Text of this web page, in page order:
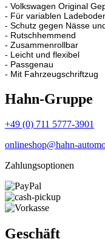
- Volkswagen Original
- Für variablen
- Schutz gegen Nässe
- Rutschhemmend
- Zusammenrollbar
- Leicht und flexibel
- Passgenau
- Mit Fahrzeugschriftzug
Hahn-Gruppe
+49 (0) 711 5777-3901
onlineshop@hahn-
Zahlungsoptionen
Geschäft